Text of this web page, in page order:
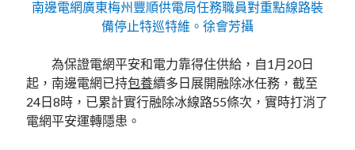
南邊電網廣東梅州豐順供電局任務職員對重點線路裝
備停止特巡特維。徐會芳攝
為保證電網平安和電力靠得住供給，自1月20日
起，南邊電網已持包養續多日展開融除冰任務，截至
24日8時，已累計實行融除冰線路55條次，實時打消了
電網平安運轉隱患。